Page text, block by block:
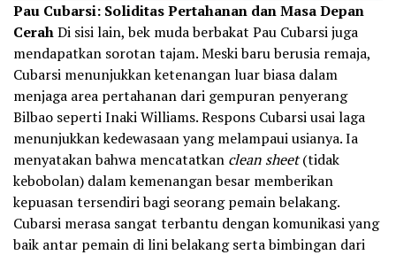
Pau Cubarsi: Soliditas Pertahanan dan Masa Depan
CerahDi sisi lain, bek muda berbakat Pau Cubarsi juga
mendapatkan sorotan tajam. Meski baru berusia remaja,
Cubarsi menunjukkan ketenangan luar biasa dalam
menjaga area pertahanan dari gempuran penyerang
Bilbao seperti Inaki Williams. Respons Cubarsi usai laga
menunjukkan kedewasaan yang melampaui usianya. Ia
menyatakan bahwa mencatatkan clean sheet(tidak
kebobolan) dalam kemenangan besar memberikan
kepuasan tersendiri bagi seorang pemain belakang.
Cubarsi merasa sangat terbantu dengan komunikasi yang
baik antar pemain di lini belakang serta bimbingan dari